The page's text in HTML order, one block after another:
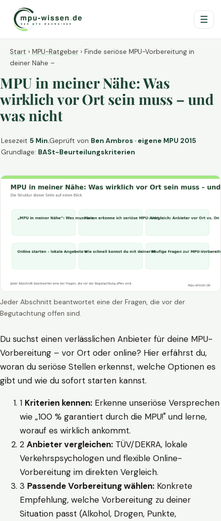
☰
Start › MPU-Ratgeber › Finde seriöse MPU-Vorbereitung in
deiner Nähe –
MPU in meiner Nähe: Was
wirklich vor Ort sein muss – und
was nicht
Lesezeit 5 Min.Geprüft von Ben Ambros · eigene MPU 2015
Grundlage: BASt-Beurteilungskriterien
Jeder Abschnitt beantwortet eine der Fragen, die vor der
Begutachtung offen sind.
Du suchst einen verlässlichen Anbieter für deine MPU-
Vorbereitung – vor Ort oder online? Hier erfährst du,
woran du seriöse Stellen erkennst, welche Optionen es
gibt und wie du sofort starten kannst.
1 Kriterien kennen: Erkenne unseriöse Versprechen
wie „100 % garantiert durch die MPU!" und lerne,
worauf es wirklich ankommt.
2 Anbieter vergleichen: TÜV/DEKRA, lokale
Verkehrspsychologen und flexible Online-
Vorbereitung im direkten Vergleich.
3 Passende Vorbereitung wählen: Konkrete
Empfehlung, welche Vorbereitung zu deiner
Situation passt (Alkohol, Drogen, Punkte,